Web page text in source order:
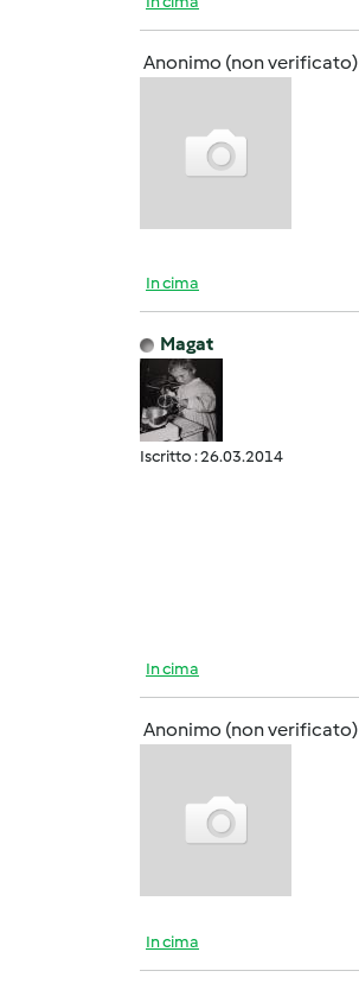
Anonimo (non verificato)
In cima
Magat
Iscritto : 26.03.2014
In cima
Anonimo (non verificato)
In cima